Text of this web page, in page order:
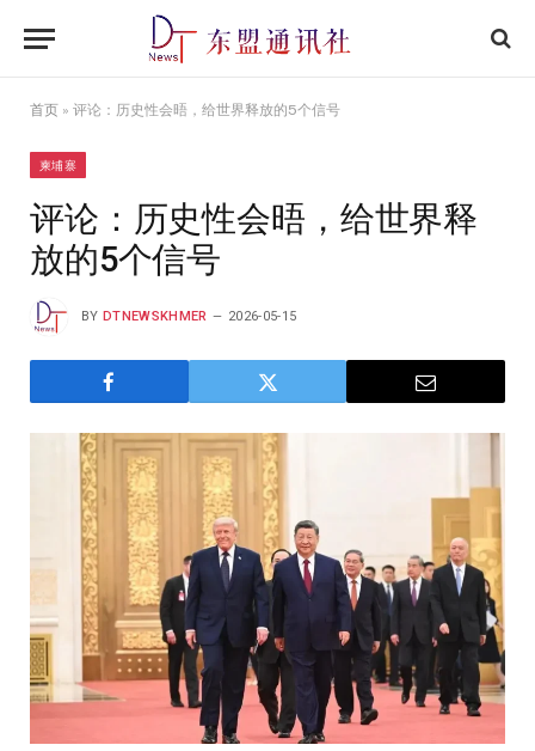
首页 » 评论：历史性会晤，给世界释放的5个信号
柬埔寨
评论：历史性会晤，给世界释
放的5个信号
BY DTNEWSKHMER 2026-05-15